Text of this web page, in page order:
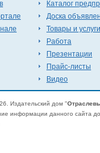
Каталог
Доска
Товары и услуги
Работа
Презентации
Прайс-листы
Видео
Издательский дом "
информации данного сайта